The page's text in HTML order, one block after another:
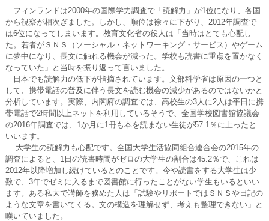
フィンランドは2000年の国際学力調査で「読解力」が1位になり、各国
から視察が相次ぎました。しかし、順位は徐々に下がり、2012年調査で
は6位になってしまいます。教育文化省の役人は「当時はとても心配し
た。若者がＳＮＳ（ソーシャル・ネットワーキング・サービス）やゲーム
に夢中になり、長文に触れる機会が減った。学校も読書に重点を置かなく
なっていた」と当時を振り返って言いました。
日本でも読解力の低下が指摘されています。文部科学省は原因の一つと
して、携帯電話の普及に伴う長文を読む機会の減少があるのではないかと
分析しています。実際、内閣府の調査では、高校生の3人に2人は平日に携
帯電話で2時間以上ネットを利用しているそうで、全国学校図書館協議会
の2016年調査では、1か月に1冊も本を読まない生徒が57.1％に上ったと
いいます。
大学生の読解力も心配です。全国大学生活協同組合連合会の2015年の
調査によると、1日の読書時間がゼロの大学生の割合は45.2％で、これは
2012年以降増加し続けているとのことです。今や読書をする大学生は少
数で、3年でゼミに入るまで図書館に行ったことがない学生もいるといい
ます。ある私大で講師を務めた人は「試験やリポートではＳＮＳや日記の
ような文章を書いてくる。文の構造を理解せず、考えも整理できない」と
嘆いていました。